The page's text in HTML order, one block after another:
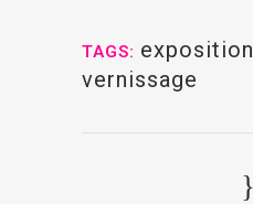
TAGS: exposition
vernissage